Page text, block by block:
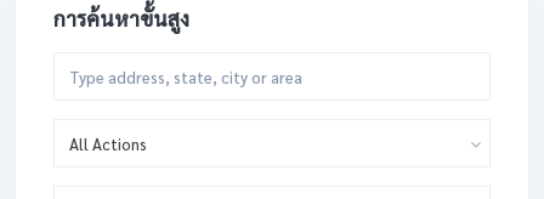
การค้นหาขั้นสูง
All Actions